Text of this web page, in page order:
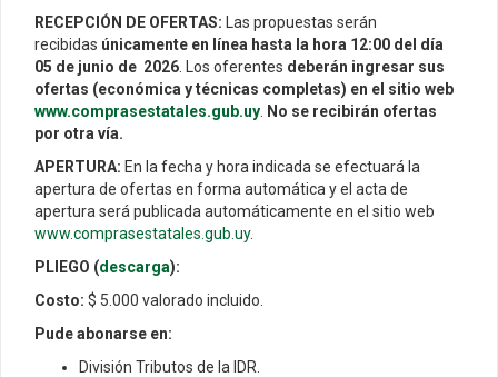
RECEPCIÓN DE OFERTAS: Las propuestas serán
recibidas únicamente en línea hasta la hora 12:00 del día
05 de junio de 2026 . Los oferentes deberán ingresar sus
ofertas (económica y técnicas completas) en el sitio web
www.comprasestatales.gub.uy No se recibirán ofertas
por otra vía.
APERTURA: En la fecha y hora indicada se efectuará la
apertura de ofertas en forma automática y el acta de
apertura será publicada automáticamente en el sitio web
www.comprasestatales.gub.uy.
PLIEGO (descarga):
Costo: $ 5.000 valorado incluido.
Pude abonarse en:
División Tributos de la IDR.